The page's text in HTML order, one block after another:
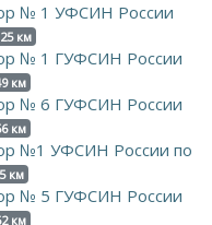
№ 1 УФСИН России
км
№ 1 ГУФСИН России
км
№ 6 ГУФСИН России
км
№1 УФСИН России по
км
№ 5 ГУФСИН России
км